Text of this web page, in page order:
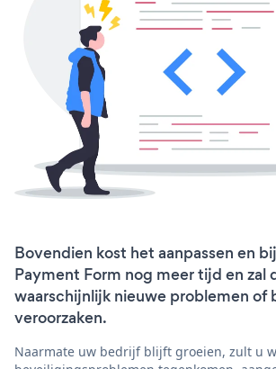
Bovendien kost het aanpassen en
Payment Form nog meer tijd en zal
waarschijnlijk nieuwe problemen of
veroorzaken.
Naarmate uw bedrijf blijft groeien, zult u